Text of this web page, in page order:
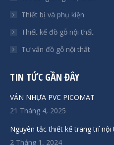
windowwindow
new
window
new
window
Thiết bị và phụ kiện
Thiết kế đồ gỗ nội thất
Tư vấn đồ gỗ nội thất
TIN TỨC GẦN ĐÂY
VÁN NHỰA PVC PICOMAT
21 Tháng 4, 2025
Nguyên tắc thiết kế trang trí
2 Tháng 1, 2024